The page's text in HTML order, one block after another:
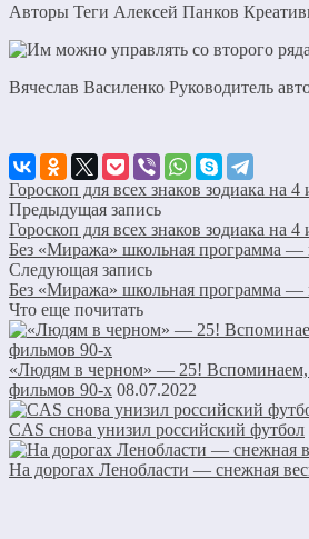
Авторы Теги Алексей Панков
Вячеслав Василенко Руководитель
Гороскоп для всех знаков зодиака на
Предыдущая запись
Гороскоп для всех знаков зодиака на
Без «Миража» школьная программа
Следующая запись
Без «Миража» школьная программа
Что еще почитать
«Людям в черном» — 25! Вспоминаем,
фильмов 90-х 08.07.2022
CAS снова унизил российский футбол
На дорогах Ленобласти — снежная